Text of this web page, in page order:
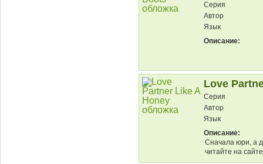
Серия
Автор
Язык
Описание:
Love
Серия
Автор
Язык
Описание:
Сначала юри, а
читайте на